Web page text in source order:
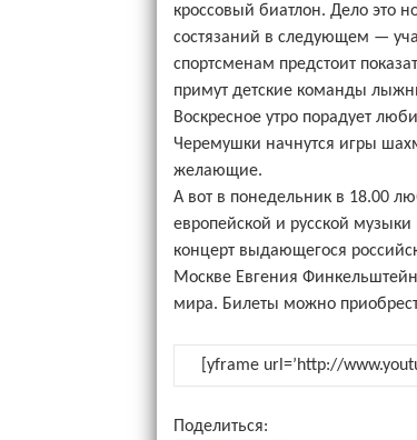
кроссовый биатлон. Дело это
состязаний в следующем —
спортсменам предстоит
примут детские команды
Воскресное утро порадует
Черемушки начнутся игры
желающие.
А вот в понедельник в 18.00
европейской и русской музыки
концерт выдающегося
Москве Евгения
мира. Билеты можно
[yframe url=’http://
Поделиться: